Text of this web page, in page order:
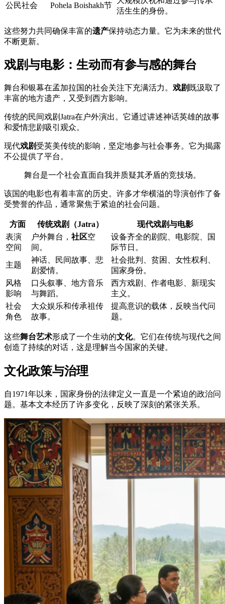
公民社会 Pohela Boishakh节
活生生的身份。
这些努力共同确保丰富的遗产保持动态力量。它为未来的世代
不断更新。
戏剧与电影：生动而有参与感的舞台
舞台和银幕在孟加拉国的社会关注下充满活力。 戏剧 既汲取了
丰富的地方遗产，又受到西方影响。
传统的民间戏剧Jatra在户外演出。它通过讲述神话英雄的故事
和爱情悲剧吸引观众。
现代戏剧 受英美传统的影响，坚定地参与社会事务。它为揭露
不公提供了平台。
舞台是一个社会直面自我并质疑其矛盾的竞技场。
该国的电影也有着丰富的历史。许多才华横溢的导演创作了备
受赞誉的作品，通常聚焦于紧迫的社会问题。
方面 传统戏剧（Jatra）
现代戏剧与电影
表演
空间
户外舞台， 社区空
间。
设备齐全的剧院、电影院、国
际节日。
主题
神话、民间故事、悲
剧爱情。
社会批判、贫困、女性权利、
国家身份。
风格
影响
口头叙事、地方音乐
与舞蹈。
西方戏剧、作者电影、新现实
主义。
社会
角色
大众娱乐和传承祖传
故事。
提高意识的载体，反映当代问
题。
这些舞台艺术形成了一个生动的文化。它们在传统与现代之间
创造了持续的对话，这是理解当今国家的关键。
文化政策与治理
自1971年以来，国家身份的法律定义一直是一个紧迫的政治问
题。基本文本经历了许多变化，反映了深刻的紧张关系。